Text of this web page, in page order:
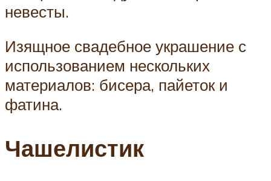
невесты.
Изящное свадебное украшение с
использованием нескольких
материалов: бисера, пайеток и
фатина.
Чашелистик